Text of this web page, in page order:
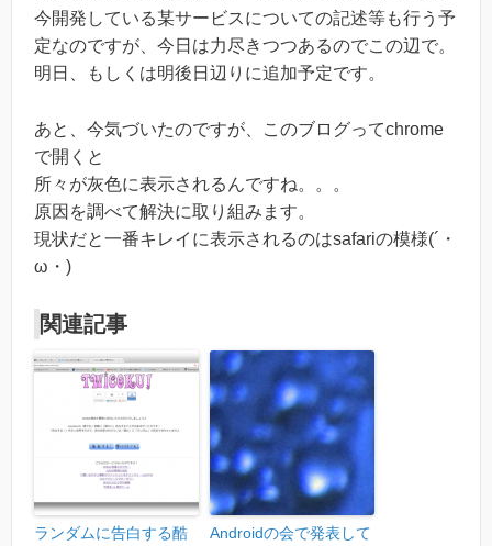
今開発している某サービスについての記述等も行う予
定なのですが、今日は力尽きつつあるのでこの辺で。
明日、もしくは明後日辺りに追加予定です。
あと、今気づいたのですが、このブログってchrome
で開くと
所々が灰色に表示されるんですね。。。
原因を調べて解決に取り組みます。
現状だと一番キレイに表示されるのはsafariの模様(´・
ω・)
関連記事
ランダムに告白する酷
Androidの会で発表して